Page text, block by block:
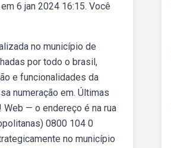
6 jan 2024 16:15. Você
no município de
por todo o brasil,
e funcionalidades da
numeração em. Últimas
— o endereço é na rua
0800 104 0
no município